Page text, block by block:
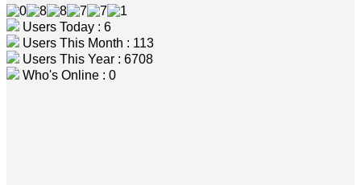
Users Today : 6
Users This Month : 113
Users This Year : 6708
Who's Online : 0